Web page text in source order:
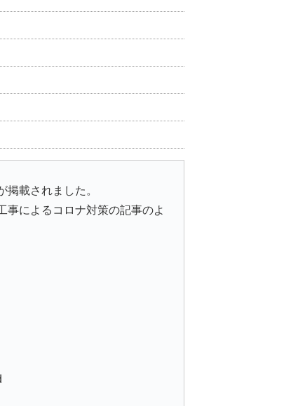
掲載されました。
事によるコロナ対策の記事のよ